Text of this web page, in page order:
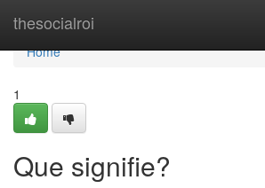
thesocialroi
Home
Home
1
Que signifie?